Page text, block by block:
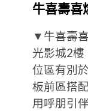
牛喜壽喜
▼牛喜壽
光影城2樓
位區有別
板前區搭
用呼朋引